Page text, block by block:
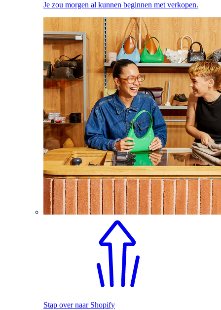
Je zou morgen al kunnen beginnen met verkopen.
Stap over naar Shopify